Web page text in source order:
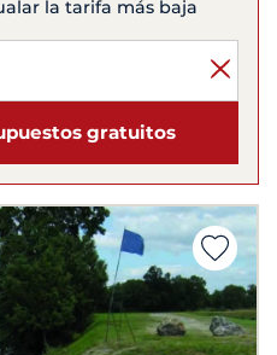
la tarifa más baja
gratuitos